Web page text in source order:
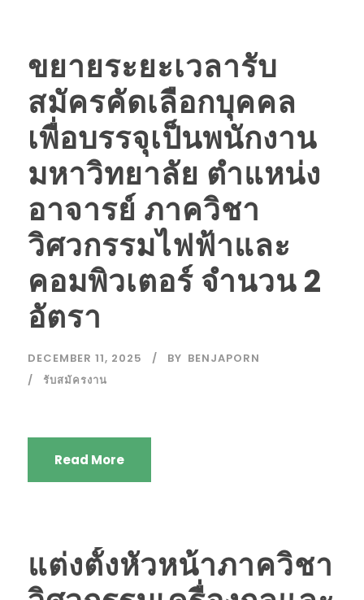
ขยายระยะเวลารับ
สมัครคัดเลือกบุคคล
เพื่อบรรจุเป็นพนักงาน
มหาวิทยาลัย ตำแหน่ง
อาจารย์ ภาควิชา
วิศวกรรมไฟฟ้าและ
คอมพิวเตอร์ จำนวน 2
อัตรา
DECEMBER 11, 2025 BY BENJAPORN
รับสมัครงาน
Read More
แต่งตั้งหัวหน้าภาควิชา